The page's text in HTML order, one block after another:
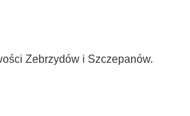
Zebrzydów i Szczepanów.